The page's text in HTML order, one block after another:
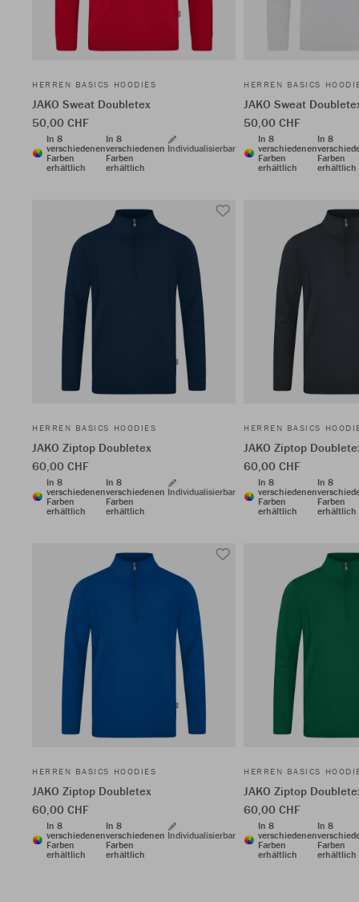
HERREN BASICS HOODIES
JAKO Sweat Doubletex
50,00 CHF
In 8
verschiedenen
Farben
erhältlich
In 8
verschiedenen
Farben
erhältlich
Individualisierbar
HERREN BASICS
JAKO Sweat
50,00 CHF
In 8
verschiedenen
Farben
erhältlich
In 8
Farben
erhältlich
HERREN BASICS HOODIES
JAKO Ziptop Doubletex
60,00 CHF
In 8
verschiedenen
Farben
erhältlich
In 8
verschiedenen
Farben
erhältlich
Individualisierbar
HERREN BASICS
JAKO Ziptop
60,00 CHF
In 8
verschiedenen
Farben
erhältlich
In 8
Farben
erhältlich
HERREN BASICS HOODIES
JAKO Ziptop Doubletex
60,00 CHF
In 8
verschiedenen
Farben
erhältlich
In 8
verschiedenen
Farben
erhältlich
Individualisierbar
HERREN BASICS
JAKO Ziptop
60,00 CHF
In 8
verschiedenen
Farben
erhältlich
In 8
Farben
erhältlich